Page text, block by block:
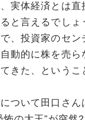
実体経済とは直
と言えるでしょ
、投資家のセン
動的に株を売ら
きた、というこ
ついて田口さん